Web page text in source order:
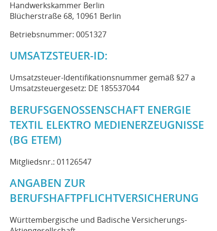
Handwerkskammer Berlin
Blücherstraße 68, 10961 Berlin
Betriebsnummer: 0051327
UMSATZSTEUER-ID:
Umsatzsteuer-Identifikationsnummer gemäß §27 a
Umsatzsteuergesetz: DE 185537044
BERUFSGENOSSENSCHAFT ENERGIE
TEXTIL ELEKTRO MEDIENERZEUGNISSE
(BG ETEM)
Mitgliedsnr.: 01126547
ANGABEN ZUR
BERUFSHAFTPFLICHTVERSICHERUNG
Württembergische und Badische Versicherungs-